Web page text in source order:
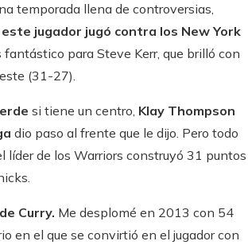
temporada llena de controversias,
este jugador jugó contra los New York
fantástico para Steve Kerr, que brilló con
(31-27).
si tiene un centro, Klay Thompson
dio paso al frente que le dijo. Pero todo
líder de los Warriors construyó 31 puntos
Curry. Me desplomé en 2013 con 54
en el que se convirtió en el jugador con